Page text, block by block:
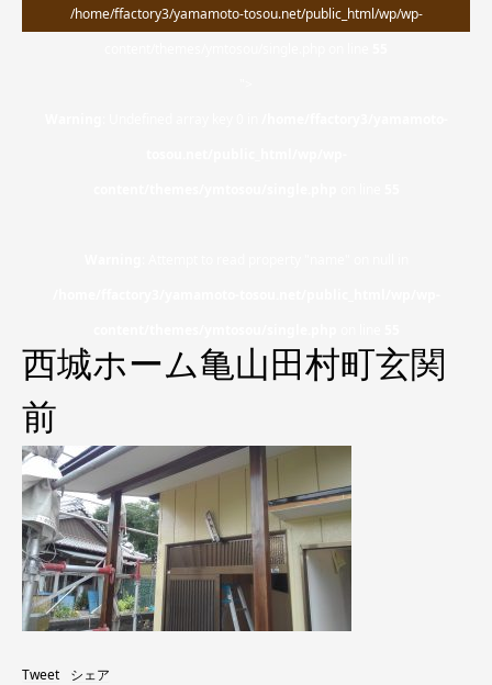
/home/ffactory3/yamamoto-tosou.net/public_html/wp/wp-
西城ホーム亀山田村町玄関
前
Tweet シェア